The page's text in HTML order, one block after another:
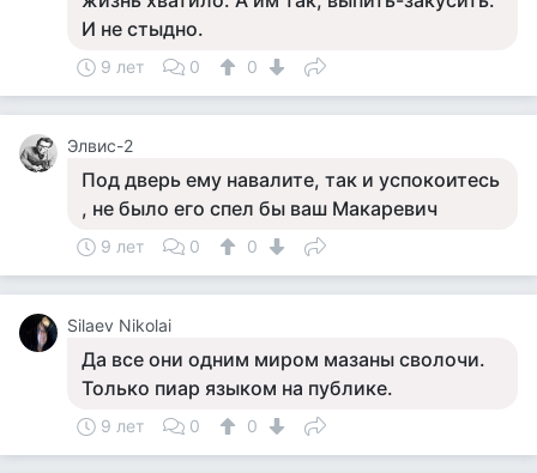
И не стыдно.
9 лет 0 0
Элвис-2
Под дверь ему навалите, так и успокоитесь
, не было его спел бы ваш Макаревич
9 лет 0 0
Silaev Nikolai
Да все они одним миром мазаны сволочи.
Только пиар языком на публике.
9 лет 0 0